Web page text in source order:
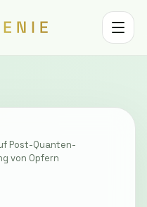
Toggle
Post-Quanten-
von Opfern